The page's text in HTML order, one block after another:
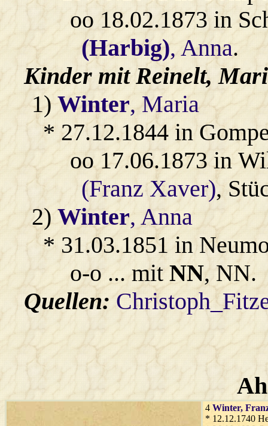
oo 18.02.1873 in
(Harbig), Anna.
Kinder mit Reinelt,
1)Winter, Maria
* 27.12.1844 in
oo 17.06.1873 in
(Franz Xaver),
2)Winter, Anna
* 31.03.1851 in
o-o ... mitNN, NN.
Quellen:
4 Winter,
* 12.12.1740